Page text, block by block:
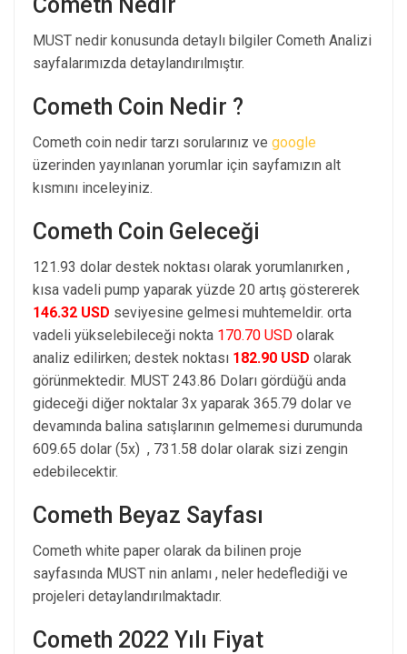
MUST nedir konusunda detaylı bilgiler Cometh Analizi
sayfalarımızda detaylandırılmıştır.
Cometh Coin Nedir ?
Cometh coin nedir tarzı sorularınız ve google
üzerinden yayınlanan yorumlar için sayfamızın alt
kısmını inceleyiniz.
Cometh Coin Geleceği
121.93 dolar destek noktası olarak yorumlanırken ,
kısa vadeli pump yaparak yüzde 20 artış göstererek
146.32 USD seviyesine gelmesi muhtemeldir. orta
vadeli yükselebileceği nokta 170.70 USD olarak
analiz edilirken; destek noktası 182.90 USD olarak
görünmektedir. MUST 243.86 Doları gördüğü anda
gideceği diğer noktalar 3x yaparak 365.79 dolar ve
devamında balina satışlarının gelmemesi durumunda
609.65 dolar (5x) , 731.58 dolar olarak sizi zengin
edebilecektir.
Cometh Beyaz Sayfası
Cometh white paper olarak da bilinen proje
sayfasında MUST nin anlamı , neler hedeflediği ve
projeleri detaylandırılmaktadır.
Cometh 2022 Yılı Fiyat